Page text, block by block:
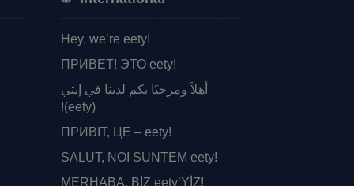
Hey, we’re eety!
ПРИВЕТ! ЭТО eety!
أهلاً ومرحبًا بكم لدينا في إيتي
(eety)!
ПРИВІТ, ЦЕ – eety!
SALUT, NOI SUNTEM eety!
MERHABA, BİZ eety’YİZ!